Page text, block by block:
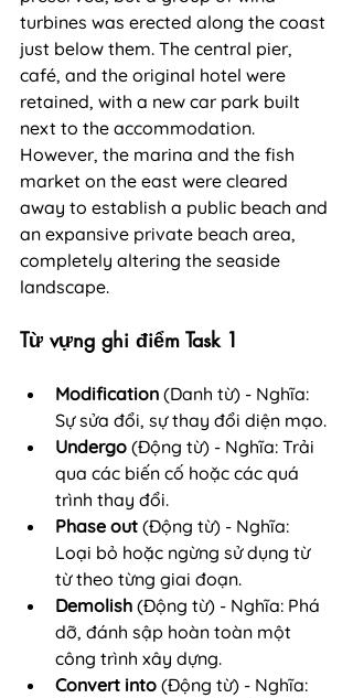
turbines was erected along the coast
just below them. The central pier,
café, and the original hotel were
retained, with a new car park built
next to the accommodation.
However, the marina and the fish
market on the east were cleared
away to establish a public beach and
an expansive private beach area,
completely altering the seaside
landscape.
Từ vựng ghi điểm Task 1
Modification (Danh từ) - Nghĩa:
Sự sửa đổi, sự thay đổi diện mạo.
Undergo (Động từ) - Nghĩa: Trải
qua các biến cố hoặc các quá
trình thay đổi.
Phase out (Động từ) - Nghĩa:
Loại bỏ hoặc ngừng sử dụng từ
từ theo từng giai đoạn.
Demolish (Động từ) - Nghĩa: Phá
dỡ, đánh sập hoàn toàn một
công trình xây dựng.
Convert into (Động từ) - Nghĩa: